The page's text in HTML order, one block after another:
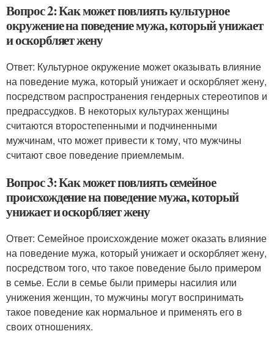
Вопрос 2: Как может повлиять культурное
окружение на поведение мужа, который унижает
и оскорбляет жену
Ответ: Культурное окружение может оказывать влияние
на поведение мужа, который унижает и оскорбляет жену,
посредством распространения гендерных стереотипов и
предрассудков. В некоторых культурах женщины
считаются второстепенными и подчиненными
мужчинам, что может привести к тому, что мужчины
считают свое поведение приемлемым.
Вопрос 3: Как может повлиять семейное
происхождение на поведение мужа, который
унижает и оскорбляет жену
Ответ: Семейное происхождение может оказать влияние
на поведение мужа, который унижает и оскорбляет жену,
посредством того, что такое поведение было примером
в семье. Если в семье были примеры насилия или
унижения женщин, то мужчины могут воспринимать
такое поведение как нормальное и применять его в
своих отношениях.